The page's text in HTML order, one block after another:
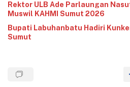
Rektor ULB Ade Parlaungan
Muswil KAHMI Sumut 2026
‎Bupati Labuhanbatu Hadiri
Sumut‎